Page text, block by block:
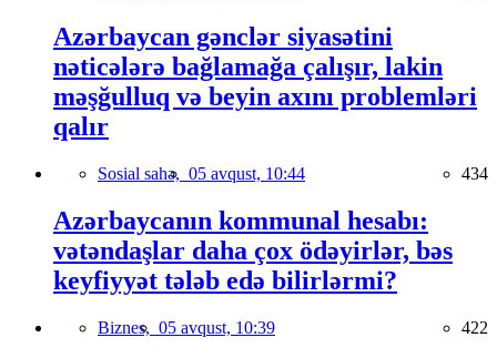
Azərbaycan gənclər siyasətini
nəticələrə bağlamağa çalışır, lakin
məşğulluq və beyin axını problemləri
qalır
Sosial sahə, 05 avqust, 10:44 434
Azərbaycanın kommunal hesabı:
vətəndaşlar daha çox ödəyirlər, bəs
keyfiyyət tələb edə bilirlərmi?
Biznes, 05 avqust, 10:39 422